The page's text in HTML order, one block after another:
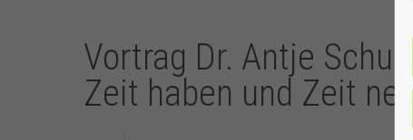
Vortrag Dr. Antje
Zeit haben und Zeit